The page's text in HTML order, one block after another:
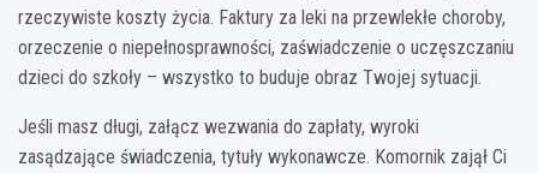
rzeczywiste koszty życia. Faktury za leki na przewlekłe choroby,
orzeczenie o niepełnosprawności, zaświadczenie o uczęszczaniu
dzieci do szkoły – wszystko to buduje obraz Twojej sytuacji.
Jeśli masz długi, załącz wezwania do zapłaty, wyroki
zasądzające świadczenia, tytuły wykonawcze. Komornik zajął Ci